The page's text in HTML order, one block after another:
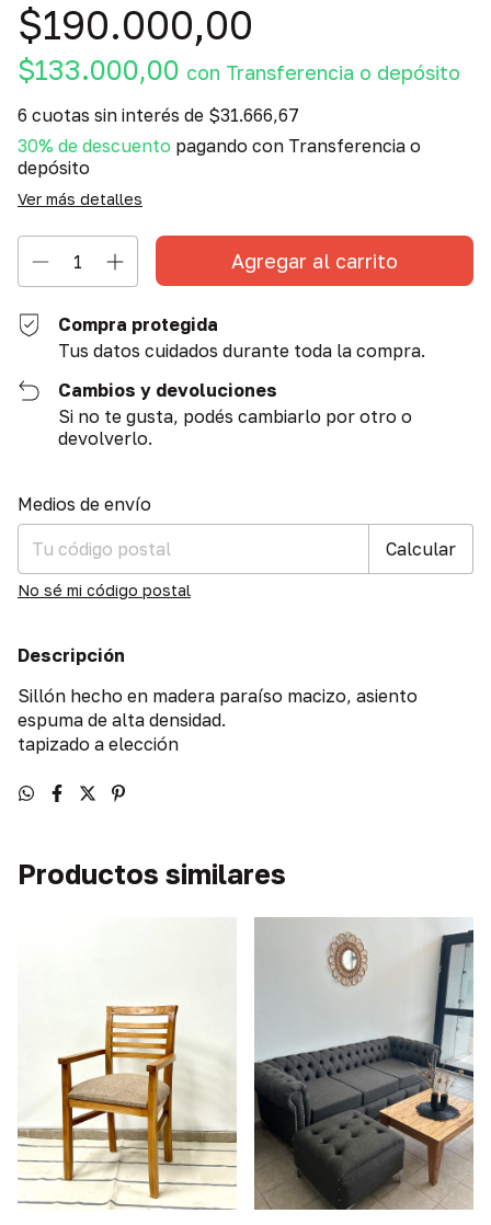
$190.000,00
$133.000,00 con Transferencia o depósito
6 cuotas sin interés de $31.666,67
30% de descuento pagando con Transferencia o
depósito
Ver más detalles
Compra protegida
Tus datos cuidados durante toda la compra.
Cambios y devoluciones
Si no te gusta, podés cambiarlo por otro o
devolverlo.
Entregas para el CP:
Medios de envío
Calcular
No sé mi código postal
Descripción
Sillón hecho en madera paraíso macizo, asiento
espuma de alta densidad.
tapizado a elección
Productos similares